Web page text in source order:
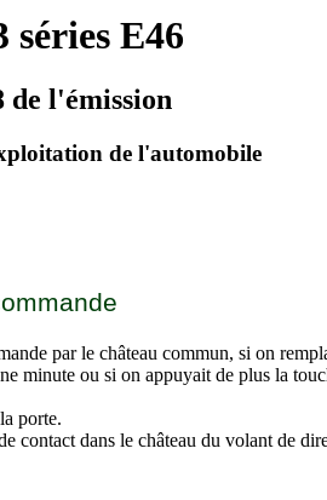
séries E46
de l'émission
de l'automobile
par le château commun, si on
minute ou si on appuyait de plus la
porte.
contact dans le château du volant de